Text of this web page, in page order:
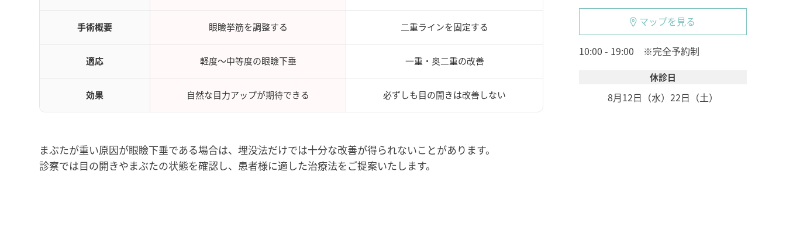
手術概要 眼瞼挙筋を調整する 二重ラインを固定する
適応 軽度〜中等度の眼瞼下垂 一重・奥二重の改善
効果 自然な目力アップが期待できる 必ずしも目の開きは改善しない
まぶたが重い原因が眼瞼下垂である場合は、埋没法だけでは十分な改善が得られないことがあります。
診察では目の開きやまぶたの状態を確認し、患者様に適した治療法をご提案いたします。
マップを見る
10:00 - 19:00 ※完全予約制
休診日
8月12日（水） 22日（土）